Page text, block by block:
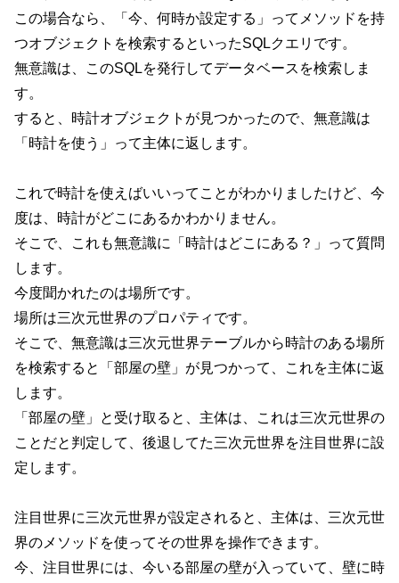
この場合なら、「今、何時か設定する」ってメソッドを持
つオブジェクトを検索するといったSQLクエリです。
無意識は、このSQLを発行してデータベースを検索しま
す。
すると、時計オブジェクトが見つかったので、無意識は
「時計を使う」って主体に返します。
これで時計を使えばいいってことがわかりましたけど、今
度は、時計がどこにあるかわかりません。
そこで、これも無意識に「時計はどこにある？」って質問
します。
今度聞かれたのは場所です。
場所は三次元世界のプロパティです。
そこで、無意識は三次元世界テーブルから時計のある場所
を検索すると「部屋の壁」が見つかって、これを主体に返
します。
「部屋の壁」と受け取ると、主体は、これは三次元世界の
ことだと判定して、後退してた三次元世界を注目世界に設
定します。
注目世界に三次元世界が設定されると、主体は、三次元世
界のメソッドを使ってその世界を操作できます。
今、注目世界には、今いる部屋の壁が入っていて、壁に時